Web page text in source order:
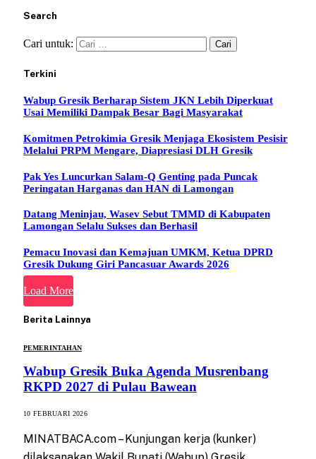
Search
Cari untuk:
Terkini
Wabup Gresik Berharap Sistem JKN Lebih Diperkuat
Usai Memiliki Dampak Besar Bagi Masyarakat
Komitmen Petrokimia Gresik Menjaga Ekosistem Pesisir
Melalui PRPM Mengare, Diapresiasi DLH Gresik
Pak Yes Luncurkan Salam-Q Genting pada Puncak
Peringatan Harganas dan HAN di Lamongan
Datang Meninjau, Wasev Sebut TMMD di Kabupaten
Lamongan Selalu Sukses dan Berhasil
Pemacu Inovasi dan Kemajuan UMKM, Ketua DPRD
Gresik Dukung Giri Pancasuar Awards 2026
Load More
Berita Lainnya
PEMERINTAHAN
Wabup Gresik Buka Agenda Musrenbang
RKPD 2027 di Pulau Bawean
10 FEBRUARI 2026
MINATBACA.com – Kunjungan kerja (kunker)